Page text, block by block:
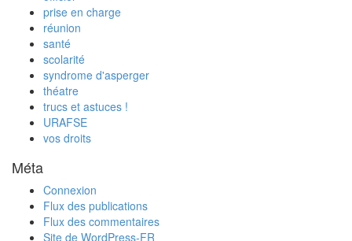
prise en charge
réunion
santé
scolarité
syndrome d'asperger
théatre
trucs et astuces !
URAFSE
vos droits
Méta
Connexion
Flux des publications
Flux des commentaires
Site de WordPress-FR